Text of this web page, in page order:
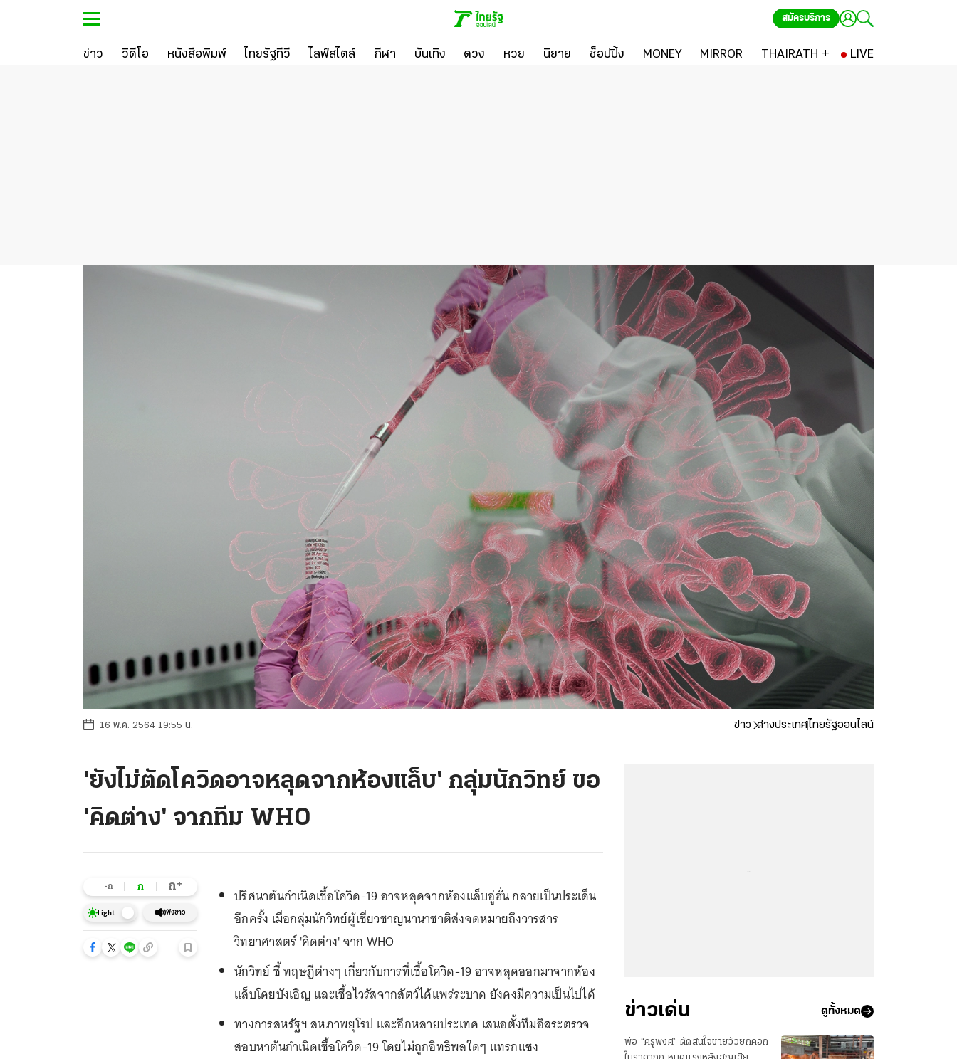
สมัครบริการ
ข่าว วิดีโอ หนังสือพิมพ์ ไทยรัฐทีวี ไลฟ์สไตล์ กีฬา บันเทิง ดวง หวย นิยาย ช็อปปิ้ง MONEY MIRROR THAIRATH + LIVE
16 พ.ค. 2564 19:55 น. ข่าว ต่างประเทศไทยรัฐออนไลน์
'ยังไม่ตัดโควิดอาจหลุดจากห้องแล็บ' กลุ่มนักวิทย์ ขอ
'คิดต่าง' จากทีม WHO
-ก ก ก+
Light ฟังข่าว
ปริศนาต้นกำเนิดเชื้อโควิด-19 อาจหลุดจากห้องแล็บอู่ฮั่น กลายเป็นประเด็น
อีกครั้ง เมื่อกลุ่มนักวิทย์ผู้เชี่ยวชาญนานาชาติส่งจดหมายถึงวารสาร
วิทยาศาสตร์ 'คิดต่าง' จาก WHO
นักวิทย์ ชี้ ทฤษฎีต่างๆ เกี่ยวกับการที่เชื้อโควิด-19 อาจหลุดออกมาจากห้อง
แล็บโดยบังเอิญ และเชื้อไวรัสจากสัตว์ได้แพร่ระบาด ยังคงมีความเป็นไปได้
ทางการสหรัฐฯ สหภาพยุโรป และอีกหลายประเทศ เสนอตั้งทีมอิสระตรวจ
สอบหาต้นกำเนิดเชื้อโควิด-19 โดยไม่ถูกอิทธิพลใดๆ แทรกแซง
ข่าวเด่น ดูทั้งหมด
พ่อ “ครูพงศ์” ตัดสินใจขายวัวยกคอก